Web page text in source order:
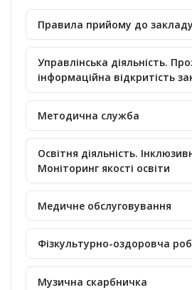
Правила прийому до
Управлінська діяльність.
інформаційна відкритість
Методична служба
Освітня діяльність.
Моніторинг якості освіти
Медичне обслуговування
Фізкультурно-оздоровча
Музична скарбничка